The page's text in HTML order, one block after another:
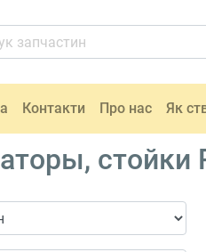
Контакти Про нас Як
стойки